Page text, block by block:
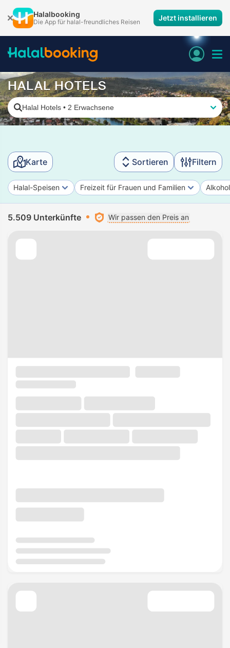
Halalbooking
Die App für halal-freundliches Reisen Jetzt installieren
HALAL HOTELS
Halal Hotels • 2 Erwachsene
Karte Sortieren Filtern
Halal-Speisen Freizeit für Frauen und Familien
5.509 Unterkünfte Wir passen den Preis an